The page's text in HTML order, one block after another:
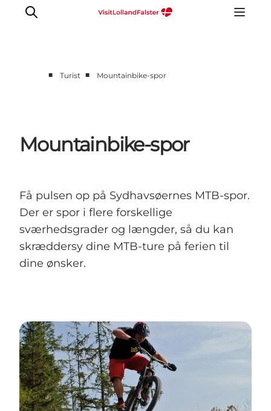
For børn
Kultur
Planlæg din ferie
■ Turist ■ Mountainbike-spor
Mountainbike-spor
Få pulsen op på Sydhavsøernes MTB-spor.
Der er spor i flere forskellige
sværhedsgrader og længder, så du kan
skræddersy dine MTB-ture på ferien til
dine ønsker.